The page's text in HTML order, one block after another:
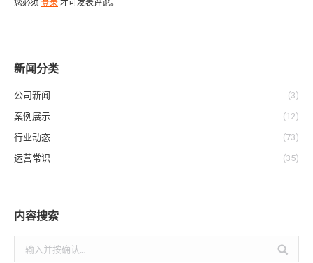
您必须 登录 才可发表评论。
新闻分类
公司新闻
(3)
案例展示
(12)
行业动态
(73)
运营常识
(35)
内容搜索
索：